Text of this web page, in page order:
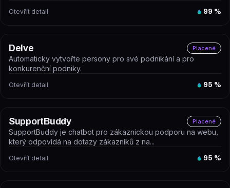
Otevřít detail 99 %
Delve Placené
Automaticky vytvořte persony pro své podnikání a pro
konkurenční podniky.
Otevřít detail 95 %
SupportBuddy Placené
SupportBuddy je chatbot pro zákaznickou podporu na webu,
který odpovídá na dotazy zákazníků z na...
Otevřít detail 95 %